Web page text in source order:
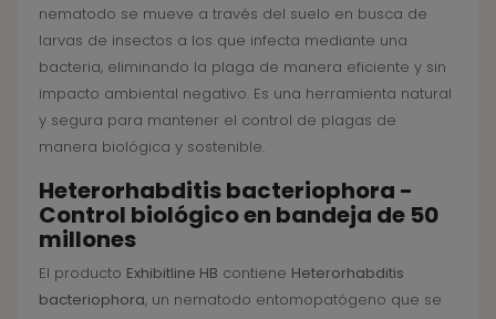
nematodo se mueve a través del suelo en busca de
larvas de insectos a los que infecta mediante una
bacteria, eliminando la plaga de manera eficiente y sin
impacto ambiental negativo. Es una herramienta natural
y segura para mantener el control de plagas de
manera biológica y sostenible.
Heterorhabditis bacteriophora -
Control biológico en bandeja de 50
millones
El producto Exhibitline HB contiene Heterorhabditis
bacteriophora, un nematodo entomopatógeno que se